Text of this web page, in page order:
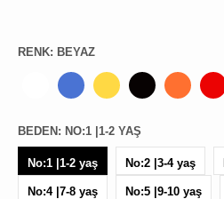
RENK: BEYAZ
BEDEN : NO:1 |1-2 YAŞ
No:1 |1-2 yaş No:2 |3-4 yaş
No:4 |7-8 yaş No:5 |9-10 yaş